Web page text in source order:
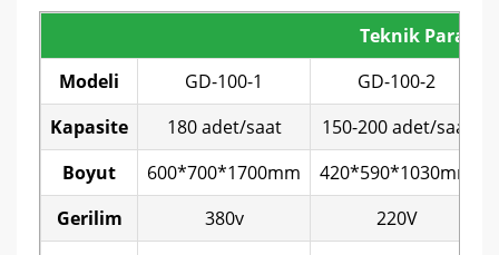
Teknik
Modeli
GD-100-1
GD-100-2
Kapasite
180 adet/saat 150-200 adet/saat
Boyut
600*700*1700mm 420*590*1030mm
Gerilim
380v
220V